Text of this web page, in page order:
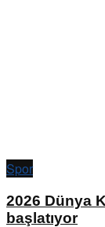
Spor
2026 Dünya
başlatıyor